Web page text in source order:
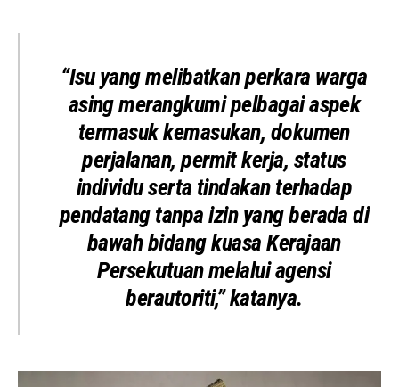
“Isu yang melibatkan perkara warga
asing merangkumi pelbagai aspek
termasuk kemasukan, dokumen
perjalanan, permit kerja, status
individu serta tindakan terhadap
pendatang tanpa izin yang berada di
bawah bidang kuasa Kerajaan
Persekutuan melalui agensi
berautoriti,” katanya.